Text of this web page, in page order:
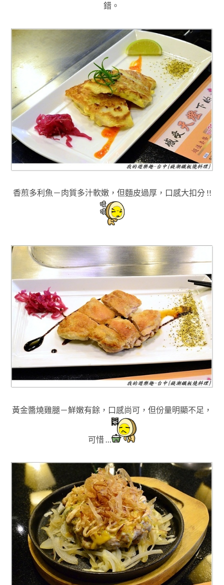
錯。
香煎多利魚－肉質多汁軟嫩，但麵皮過厚，口感大扣分 !!
黃金醬燒雞腿－鮮嫩有餘 ， 口感尚可 ， 但份量明顯不足 ，
可惜…